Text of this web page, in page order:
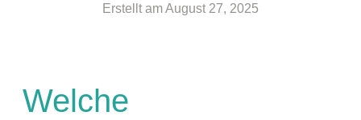
Erstellt amAugust 27, 2025
Welche